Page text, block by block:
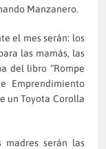
Manzanero.
el mes serán: los
las mamás, las
del libro “Rompe
Emprendimiento
un Toyota Corolla
serán las